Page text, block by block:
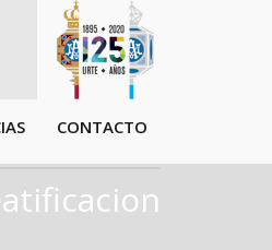
CONTACTO